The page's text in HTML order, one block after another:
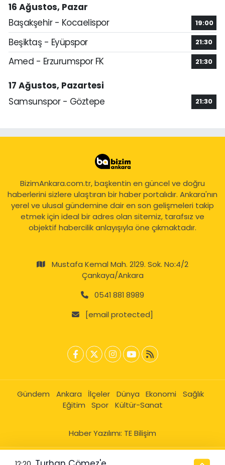
16 Ağustos, Pazar
Başakşehir - Kocaelispor
19:00
Beşiktaş - Eyüpspor 21:30
Amed - Erzurumspor FK 21:30
17 Ağustos, Pazartesi
Samsunspor - Göztepe
21:30
BizimAnkara.com.tr, başkentin en güncel ve doğru
haberlerini sizlere ulaştıran bir haber portalıdır. Ankara'nın
yerel ve ulusal gündemine dair en son gelişmeleri takip
etmek için ideal bir adres olan sitemiz, tarafsız ve
objektif habercilik anlayışıyla öne çıkmaktadır.
Mustafa Kemal Mah. 2129. Sok. No:4/2
Çankaya/Ankara
0541 881 8989
[email protected]
Gündem Ankara İlçeler Dünya Ekonomi
Sağlık
Eğitim
Spor Kültür-Sanat
Haber Yazılımı: TE Bilişim